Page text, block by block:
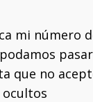
mi número
que no